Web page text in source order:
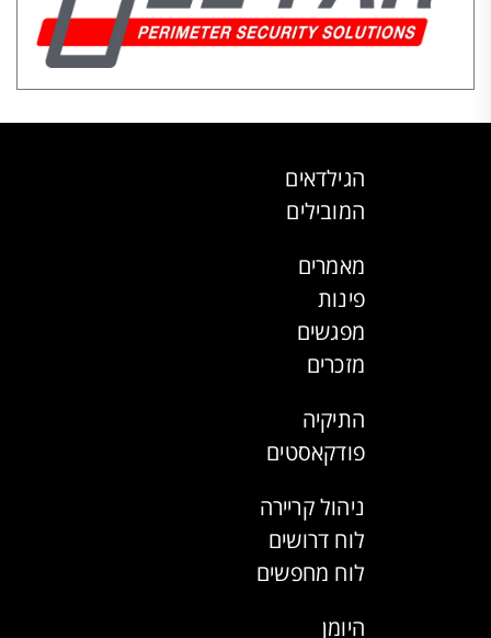
הגילדאים
המובילים
מאמרים
פינות
מפגשים
מזכרים
התיקיה
פודקאסטים
ניהול קריירה
לוח דרושים
לוח מחפשים
היומן